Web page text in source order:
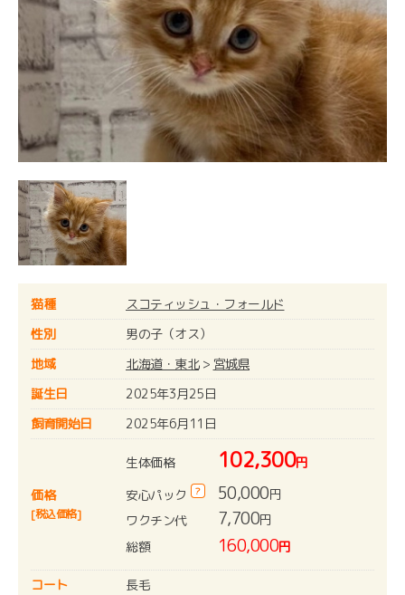
猫種
スコティッシュ・フォールド
性別
男の子（オス）
地域
北海道・東北> 宮城県
誕生日
2025年3月25日
飼育開始日
2025年6月11日
価格
[税込価格]
生体価格 102,300円
安心パック
? 50,000円
ワクチン代
7,700円
総額
160,000円
コート
長毛